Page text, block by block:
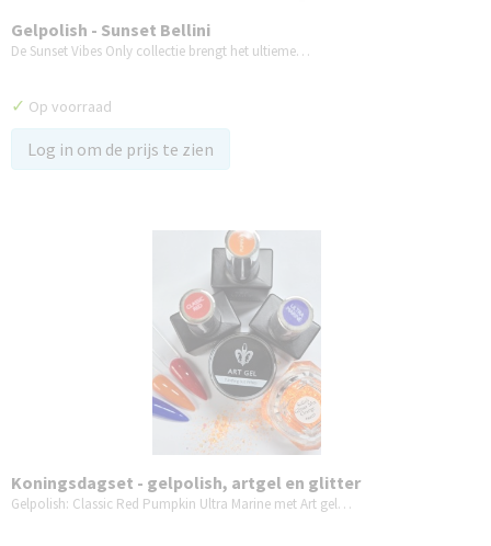
Gelpolish - Sunset Bellini
De Sunset Vibes Only collectie brengt het ultieme…
✓ Op voorraad
Log in om de prijs te zien
Koningsdagset - gelpolish, artgel en glitter
Gelpolish: Classic Red Pumpkin Ultra Marine met Art gel…